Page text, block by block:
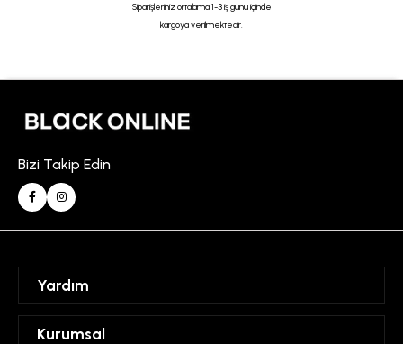
Siparişleriniz ortalama 1-3 iş günü içinde
kargoya verilmektedir.
Bizi Takip Edin
Yardım
Kurumsal